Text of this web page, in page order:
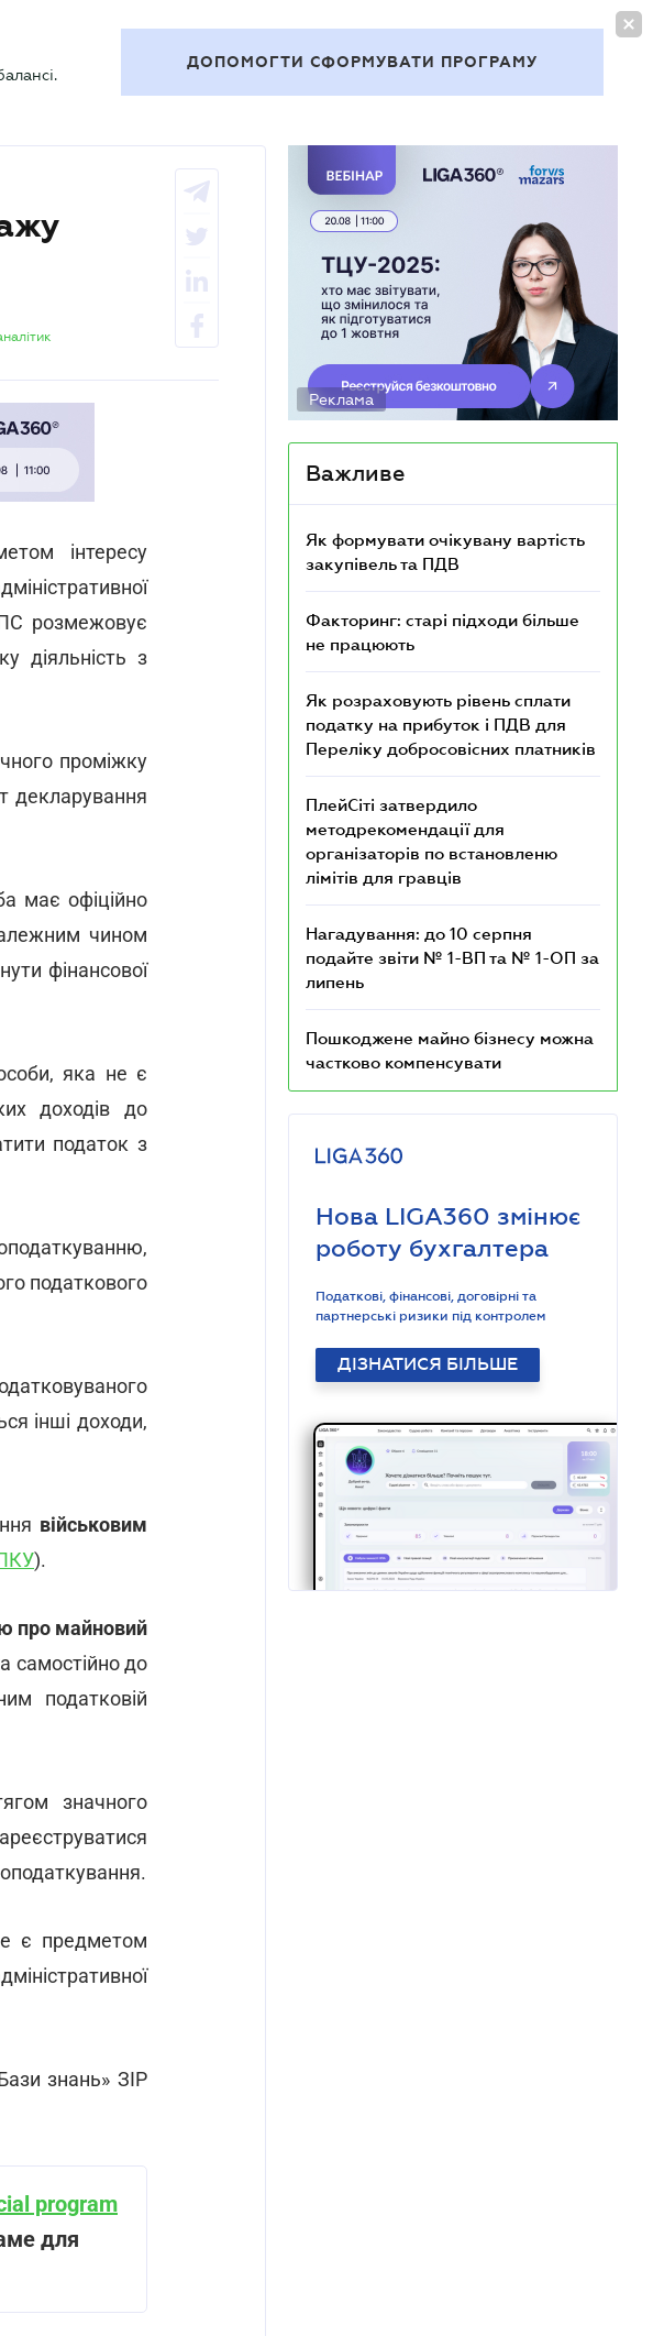
ДОПОМОГТИ СФОРМУВАТИ ПРОГРАМУ
інтересу
розмежовує
діяльність з
проміжку
декларування
має офіційно
чином
фінансової
яка не є
доходів до
податок з
податкового
інші доходи,
військовим
).
про майновий
самостійно до
податковій
значного
є предметом
знань» ЗІР
program
для
Реклама
Важливе
Як формувати очікувану вартість
закупівель та ПДВ
Факторинг: старі підходи більше
не працюють
Як розраховують рівень сплати
податку на прибуток і ПДВ для
Переліку добросовісних платників
ПлейСіті затвердило
методрекомендації для
організаторів по встановленю
лімітів для гравців
Нагадування: до 10 серпня
подайте звіти № 1-ВП та № 1-ОП за
липень
Пошкоджене майно бізнесу можна
частково компенсувати
Нова LIGA360 змінює
роботу бухгалтера
Податкові, фінансові, договірні та
партнерські ризики під контролем
ДІЗНАТИСЯ БІЛЬШЕ